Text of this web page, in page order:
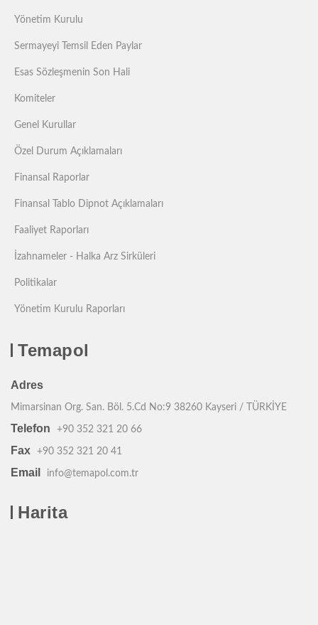
Yönetim Kurulu
Sermayeyi Temsil Eden Paylar
Esas Sözleşmenin Son Hali
Komiteler
Genel Kurullar
Özel Durum Açıklamaları
Finansal Raporlar
Finansal Tablo Dipnot Açıklamaları
Faaliyet Raporları
İzahnameler - Halka Arz Sirküleri
Politikalar
Yönetim Kurulu Raporları
Temapol
Adres
Mimarsinan Org. San. Böl. 5.Cd No:9 38260 Kayseri / TÜRKİYE
Telefon +90 352 321 20 66
Fax +90 352 321 20 41
Email info@temapol.com.tr
Harita